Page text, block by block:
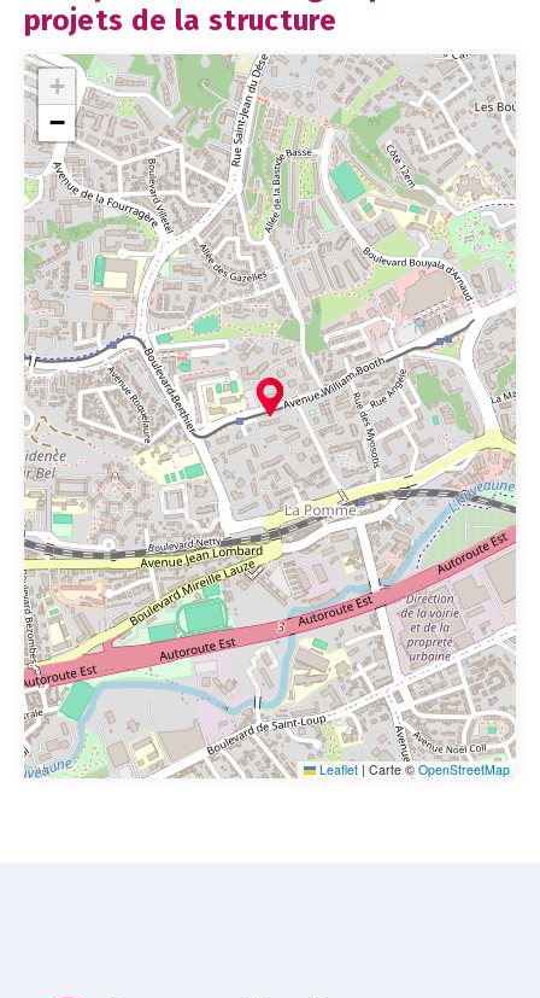
projets de la structure
+
−
Leaflet | Carte ©OpenStreetMap